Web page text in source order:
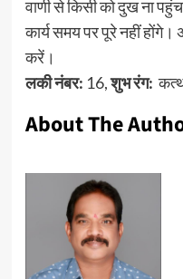
वाणी से किसी को दुख ना
कार्य समय पर पूरे नहीं
करें।
लकी नंबर: 16,शुभ रंग:
About The